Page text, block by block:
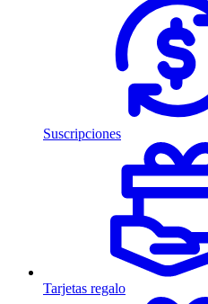
Suscripciones
Tarjetas regalo